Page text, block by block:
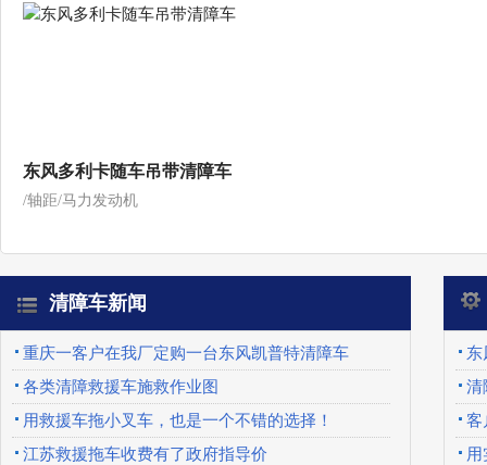
东风多利卡随车吊带清障车
/轴距/马力发动机
清障车新闻
重庆一客户在我厂定购一台东风凯普特清障车
各类清障救援车施救作业图
用救援车拖小叉车，也是一个不错的选择！
江苏救援拖车收费有了政府指导价
东
清
客
用